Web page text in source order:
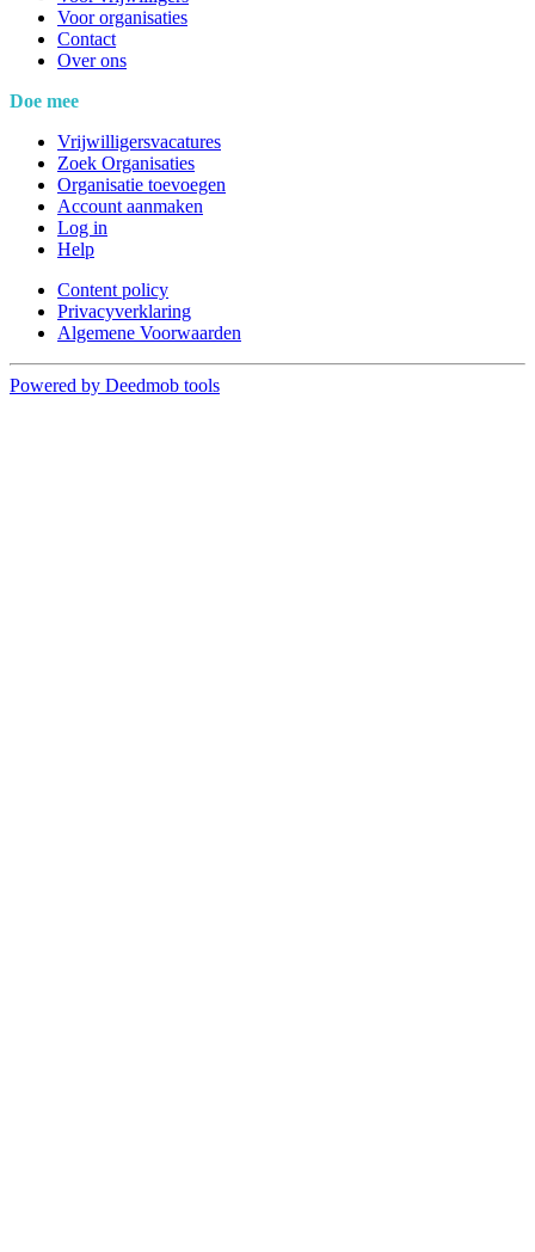
Voor organisaties
Contact
Over ons
Doe mee
Vrijwilligersvacatures
Zoek Organisaties
Organisatie toevoegen
Account aanmaken
Log in
Help
Content policy
Privacyverklaring
Algemene Voorwaarden
Powered by Deedmob tools